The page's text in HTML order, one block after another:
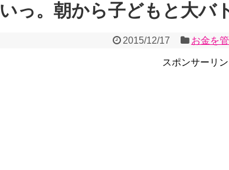
いっ。朝から子どもと大バ
2015/12/17 お金を
スポンサーリ